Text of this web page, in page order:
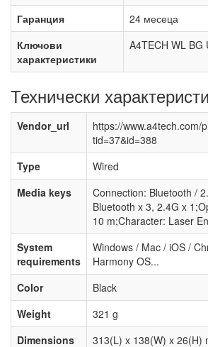
Гаранция
24 месеца
Ключови
характеристики
A4TECH WL BG
Технически
Vendor_url
https://www.a4tech.com/
tid=37&id=388
Type
Wired
Media keys
Connection: Bluetooth /
Bluetooth x 3, 2.4G x
10 m;Character: Laser
System
requirements
Windows / Mac / iOS /
Harmony OS...
Color
Black
Weight
321 g
Dimensions
313(L) x 138(W) x 26(H)